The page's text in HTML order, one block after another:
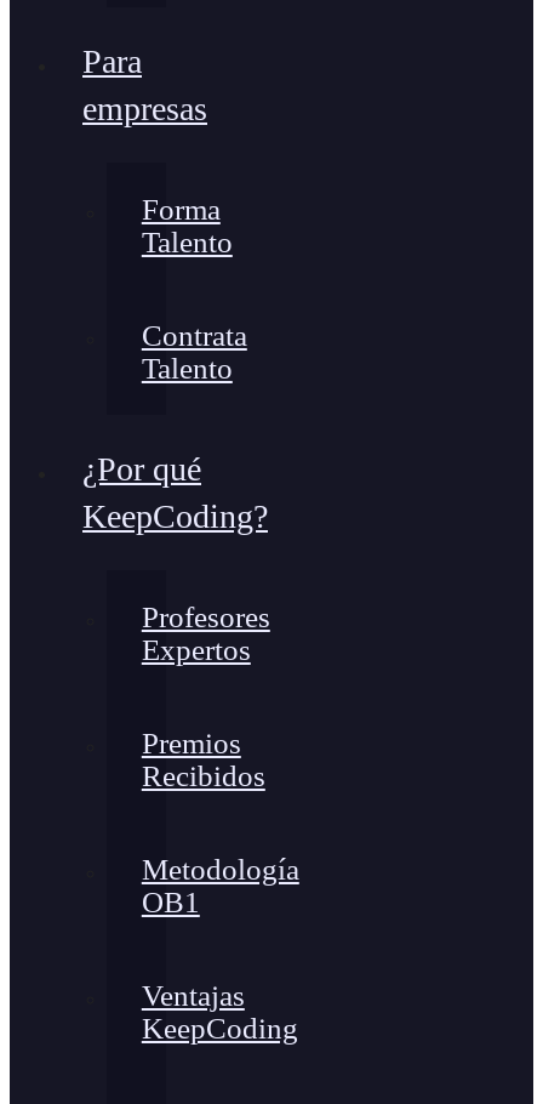
Para
empresas
Forma
Talento
Contrata
Talento
¿Por qué
KeepCoding?
Profesores
Expertos
Premios
Recibidos
Metodología
OB1
Ventajas
KeepCoding